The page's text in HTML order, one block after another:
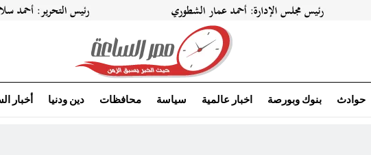
حوادث بنوك وبورصة اخبار عالمية سياسة محافظات دين ودنيا أخبار